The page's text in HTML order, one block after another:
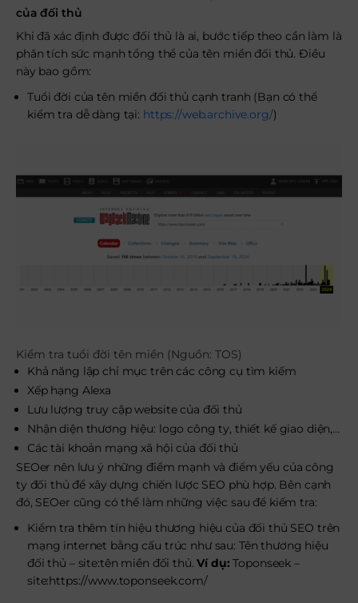
của đối thủ
Khi đã xác định được đối thủ là ai, bước tiếp theo cần làm là
phân tích sức mạnh tổng thể của tên miền đối thủ. Điều
này bao gồm:
Tuổi đời của tên miền đối thủ cạnh tranh (Bạn có thể
kiểm tra dễ dàng tại: https://web.archive.org/)
Kiểm tra tuổi đời tên miền (Nguồn: TOS)
Khả năng lập chỉ mục trên các công cụ tìm kiếm
Xếp hạng Alexa
Lưu lượng truy cập website của đối thủ
Nhận diện thương hiệu: logo công ty, thiết kế giao diện,…
Các tài khoản mạng xã hội của đối thủ
SEOer nên lưu ý những điểm mạnh và điểm yếu của công
ty đối thủ để xây dựng chiến lược SEO phù hợp. Bên cạnh
đó, SEOer cũng có thể làm những việc sau để kiếm tra:
Kiểm tra thêm tín hiệu thương hiệu của đối thủ SEO trên
mạng internet bằng cấu trúc như sau: Tên thương hiệu
đối thủ – site:tên miền đối thủ.Ví dụ: Toponseek –
site:https://www.toponseek.com/